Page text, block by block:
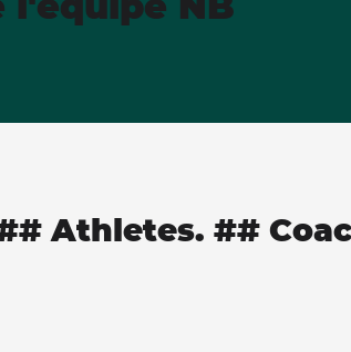
Athletes. ##